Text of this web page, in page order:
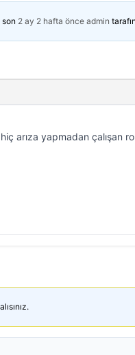
son 2 ay 2 hafta önce admin
arıza yapmadan çalışan